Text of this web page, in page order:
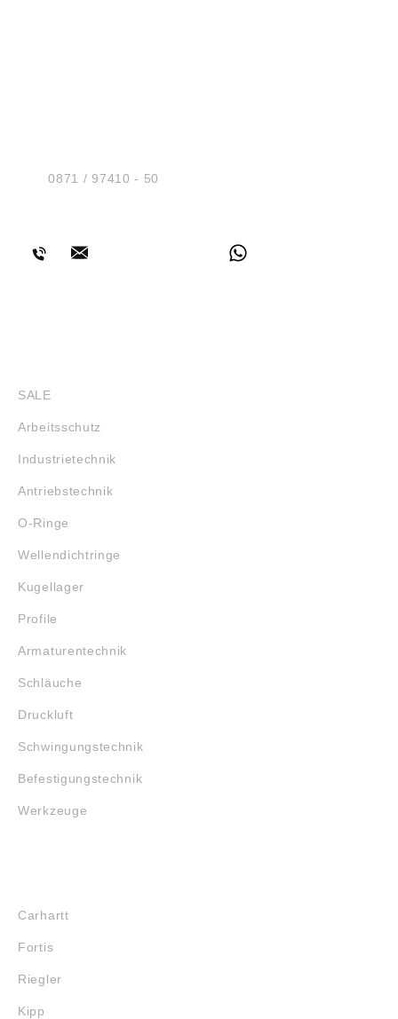
Tel.:0871 / 97410 - 50
SALE
Arbeitsschutz
Industrietechnik
Antriebstechnik
O-Ringe
Wellendichtringe
Kugellager
Profile
Armaturentechnik
Schläuche
Druckluft
Schwingungstechnik
Befestigungstechnik
Werkzeuge
Carhartt
Fortis
Riegler
Kipp